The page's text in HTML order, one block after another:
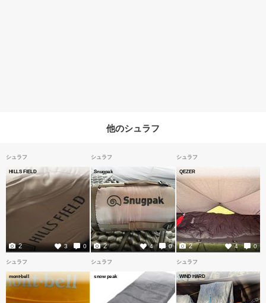
他のシュラフ
シュラフ
HILLS FIELD
3 0
2
シュラフ
Snugpak
4 0
2
シュラフ
QEZER
4 0
2
シュラフ
mont-bell
シュラフ
snow peak
シュラフ
WIND HARD